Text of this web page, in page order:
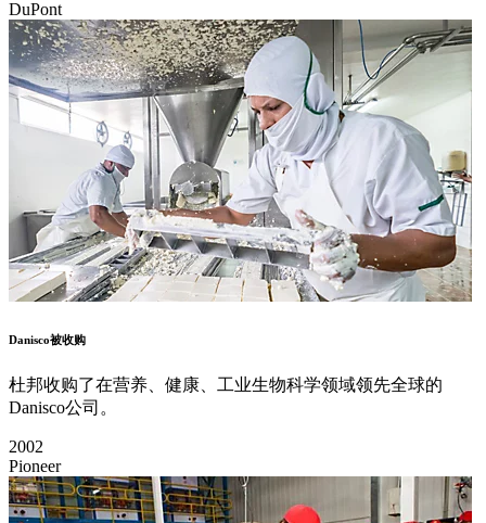
DuPont
Danisco被收购
杜邦收购了在营养、健康、工业生物科学领域领先全球的
Danisco公司。
2002
Pioneer